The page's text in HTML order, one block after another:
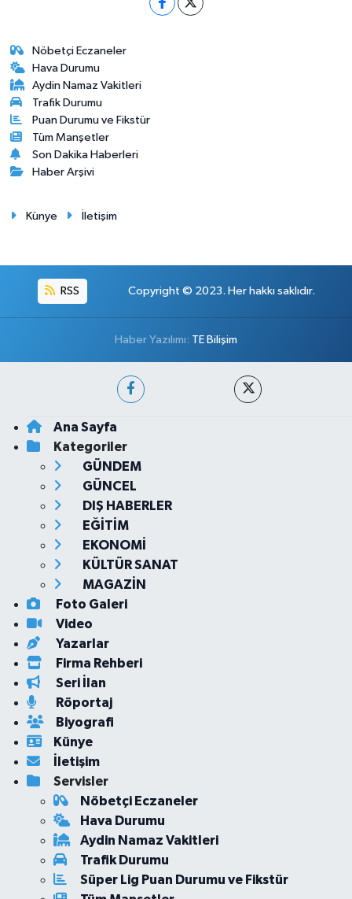
Nöbetçi Eczaneler
Hava Durumu
Aydin Namaz Vakitleri
Trafik Durumu
Puan Durumu ve Fikstür
Tüm Manşetler
Son Dakika Haberleri
Haber Arşivi
Künye İletişim
RSS Copyright © 2023. Her hakkı saklıdır.
Haber Yazılımı: TE Bilişim
Ana Sayfa
Kategoriler
GÜNDEM
GÜNCEL
DIŞ HABERLER
EĞİTİM
EKONOMİ
KÜLTÜR SANAT
MAGAZİN
Foto Galeri
Video
Yazarlar
Firma Rehberi
Seri İlan
Röportaj
Biyografi
Künye
İletişim
Servisler
Nöbetçi Eczaneler
Hava Durumu
Aydin Namaz Vakitleri
Trafik Durumu
Süper Lig Puan Durumu ve Fikstür